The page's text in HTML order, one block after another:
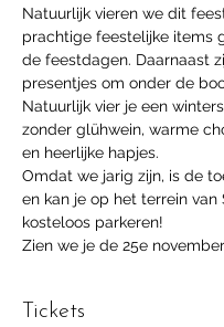
Natuurlijk vieren we dit
prachtige feestelijke items
de feestdagen. Daarnaast
presentjes om onder de
Natuurlijk vier je een
zonder glühwein, warme
en heerlijke hapjes.
Omdat we jarig zijn, is de
en kan je op het terrein van
kosteloos parkeren!
Zien we je de 25e
Tickets